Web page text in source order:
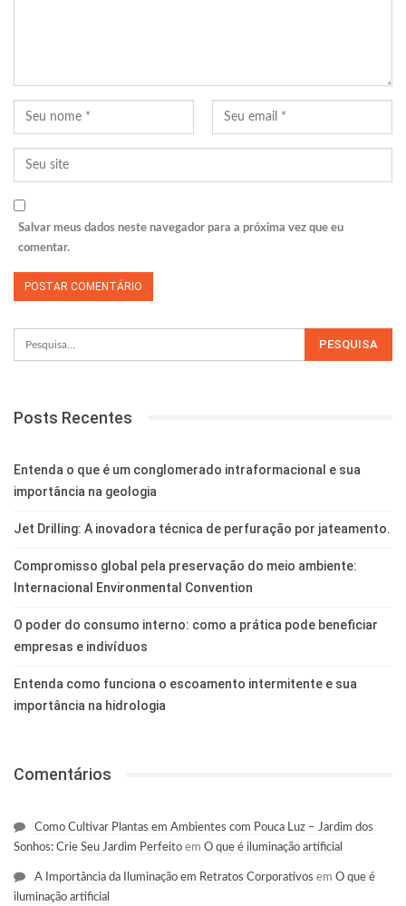
Salvar meus dados neste navegador para a próxima vez que eu
comentar.
Posts Recentes
Entenda o que é um conglomerado intraformacional e sua
importância na geologia
Jet Drilling: A inovadora técnica de perfuração por jateamento.
Compromisso global pela preservação do meio ambiente:
Internacional Environmental Convention
O poder do consumo interno: como a prática pode beneficiar
empresas e indivíduos
Entenda como funciona o escoamento intermitente e sua
importância na hidrologia
Comentários
Como Cultivar Plantas em Ambientes com Pouca Luz – Jardim dos
Sonhos: Crie Seu Jardim Perfeito em O que é iluminação artificial
A Importância da Iluminação em Retratos Corporativos em O que é
iluminação artificial